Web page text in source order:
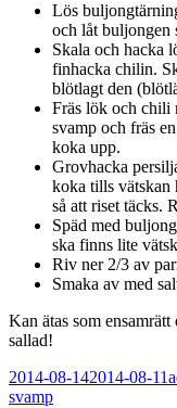
Lös
och låt buljongen
Skala och hacka
finhacka chilin.
blötlagt den
Fräs lök och chili
svamp och fräs
koka upp.
Grovhacka
koka tills vätskan
så att riset täcks.
Späd med
ska finns lite
Riv ner 2/3 av
Smaka av med
Kan ätas som
sallad!
Postat
2014-08-142014-08-11
svamp